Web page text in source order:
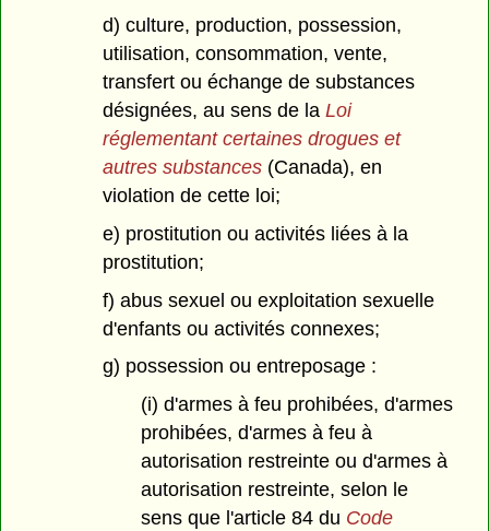
d) culture, production, possession,
utilisation, consommation, vente,
transfert ou échange de substances
désignées, au sens de la Loi
réglementant certaines drogues et
autres substances (Canada), en
violation de cette loi;
e) prostitution ou activités liées à la
prostitution;
f) abus sexuel ou exploitation sexuelle
d'enfants ou activités connexes;
g) possession ou entreposage :
(i) d'armes à feu prohibées, d'armes
prohibées, d'armes à feu à
autorisation restreinte ou d'armes à
autorisation restreinte, selon le
sens que l'article 84 du Code